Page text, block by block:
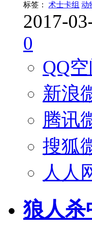
标签： 术士卡组 动
2017-
0
QQ
新浪
腾讯
搜狐
人人
狼人杀